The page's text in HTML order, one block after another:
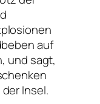
auf
und sagt,
Insel.